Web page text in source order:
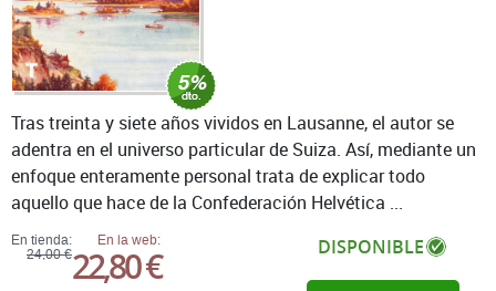
En tienda:
24,00 €
En la web:
22,80 € DISPONIBLE
Tras treinta y siete años vividos en Lausanne, el autor se
adentra en el universo particular de Suiza. Así, mediante un
enfoque enteramente personal trata de explicar todo
aquello que hace de la Confederación Helvética ...